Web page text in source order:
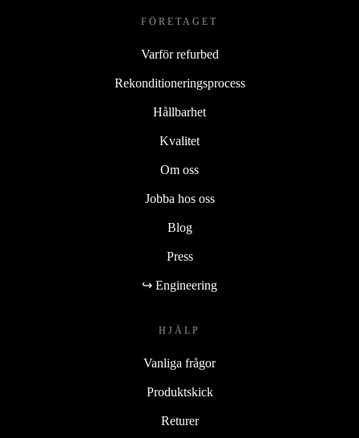
FÖRETAGET
Varför refurbed
Rekonditioneringsprocess
Hållbarhet
Kvalitet
Om oss
Jobba hos oss
Blog
Press
↪ Engineering
HJÄLP
Vanliga frågor
Produktskick
Returer